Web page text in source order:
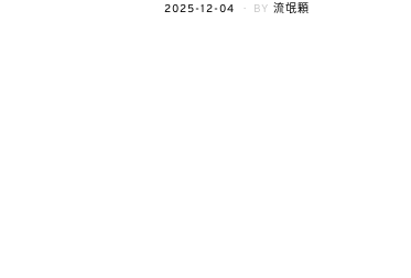
POSTED
2025-12-04 BY 流氓顆